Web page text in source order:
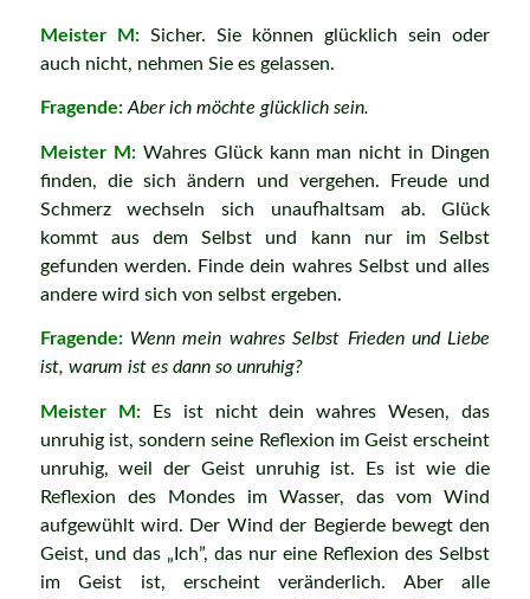
Meister M:Sicher. Sie können glücklich sein oder
auch nicht, nehmen Sie es gelassen.
Fragende: Aber ich möchte glücklich sein.
Meister M:Wahres Glück kann man nicht in Dingen
finden, die sich ändern und vergehen. Freude und
Schmerz wechseln sich unaufhaltsam ab. Glück
kommt aus dem Selbst und kann nur im Selbst
gefunden werden. Finde dein wahres Selbst und alles
andere wird sich von selbst ergeben.
Fragende: Wenn mein wahres Selbst Frieden und Liebe
ist, warum ist es dann so unruhig?
Meister M:Es ist nicht dein wahres Wesen, das
unruhig ist, sondern seine Reflexion im Geist erscheint
unruhig, weil der Geist unruhig ist. Es ist wie die
Reflexion des Mondes im Wasser, das vom Wind
aufgewühlt wird. Der Wind der Begierde bewegt den
Geist, und das „Ich”, das nur eine Reflexion des Selbst
im Geist ist, erscheint veränderlich. Aber alle